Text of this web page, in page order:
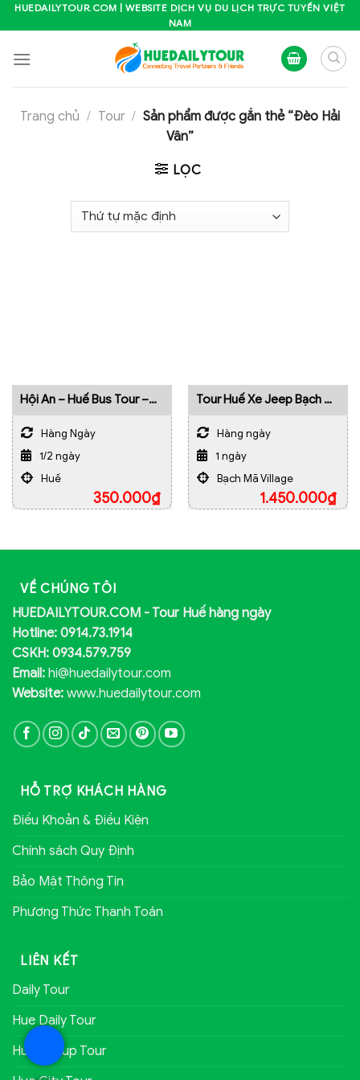
Skip
to
HUEDAILYTOUR.COM | WEBSITE DỊCH VỤ DU LỊCH TRỰC TUYẾN VIỆT
NAM
Trang chủ / Tour / Sản phẩm được gắn thẻ “Đèo Hải
Vân”
LỌC
Hội An – Huế Bus Tour –
Hành Trình 4 Điểm Dừng
350.000₫
Hàng Ngày
1/2 ngày
Huế
Tour Huế Xe Jeep Bạch Mã
Village – Đèo Hải Vân –
Biển Lăng Cô
1.450.000₫
Hàng ngày
1 ngày
Bạch Mã Village
VỀ CHÚNG TÔI
HUEDAILYTOUR.COM - Tour Huế hàng ngày
Hotline: 0914.73.1914
CSKH: 0934.579.759
Email: hi@huedailytour.com
Website: www.huedailytour.com
HỖ TRỢ KHÁCH HÀNG
Điều Khoản & Điều Kiện
Chính sách Quy Định
Bảo Mật Thông Tin
Phương Thức Thanh Toán
LIÊN KẾT
Daily Tour
Hue Daily Tour
Hue Group Tour